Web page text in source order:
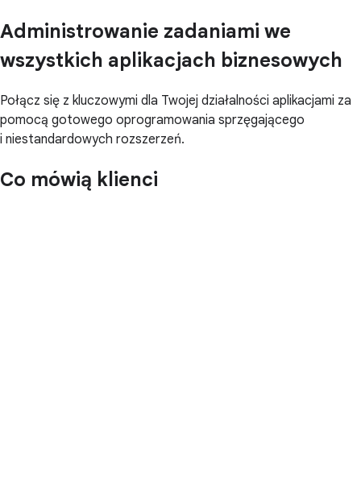
Administrowanie zadaniami we
wszystkich aplikacjach biznesowych
Połącz się z kluczowymi dla Twojej działalności aplikacjami za
pomocą gotowego oprogramowania sprzęgającego
i niestandardowych rozszerzeń.
Co mówią klienci